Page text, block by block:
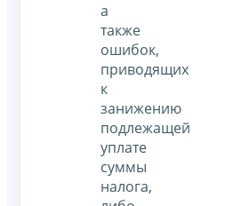
а
также
ошибок,
приводящих
к
занижению
подлежащей
уплате
суммы
налога,